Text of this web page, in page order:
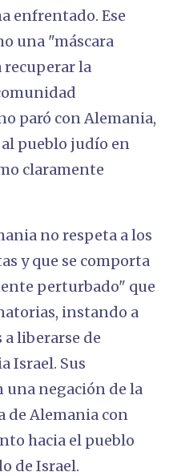
enfrentado. Ese
una "máscara
recuperar la
paró con Alemania,
pueblo judío en
claramente
no respeta a los
y que se comporta
perturbado" que
instando a
liberarse de
Israel. Sus
negación de la
de Alemania con
hacia el pueblo
de Israel.